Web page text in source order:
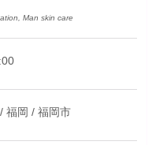
Man skin care
福岡 / 福岡市